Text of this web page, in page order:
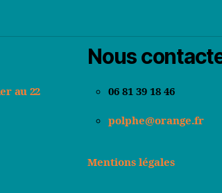
au 22
Nous
06 81 39 18 46
polphe@orange.fr
Mentions légales